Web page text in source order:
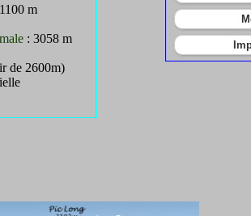
m
: 3058 m
de 2600m)